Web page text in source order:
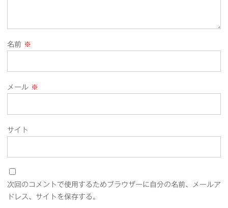
名前 ※
メール ※
サイト
次回のコメントで使用するためブラウザーに自分の名前、メールア
ドレス、サイトを保存する。